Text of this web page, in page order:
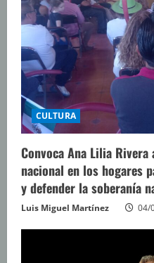
CULTURA
Convoca Ana Lilia
nacional en los hogares
y defender la soberanía
Luis Miguel Martínez 04/